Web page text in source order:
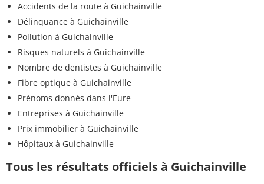
Accidents de la route à Guichainville
Délinquance à Guichainville
Pollution à Guichainville
Risques naturels à Guichainville
Nombre de dentistes à Guichainville
Fibre optique à Guichainville
Prénoms donnés dans l'Eure
Entreprises à Guichainville
Prix immobilier à Guichainville
Hôpitaux à Guichainville
Tous les résultats officiels à Guichainville